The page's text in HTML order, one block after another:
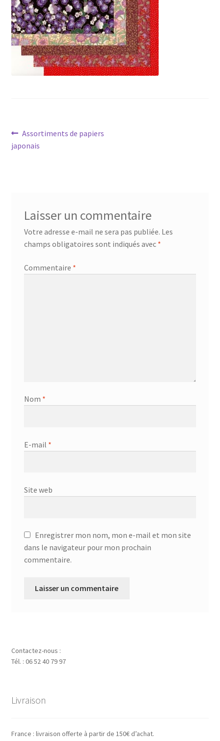
Navigation
de
Article
précédent :
Assortiments de papiers
japonais
Laisser un commentaire
Votre adresse e-mail ne sera pas publiée. Les
champs obligatoires sont indiqués avec *
Commentaire *
Nom *
E-mail *
Site web
Enregistrer mon nom, mon e-mail et mon site
dans le navigateur pour mon prochain
commentaire.
Contactez-nous :
Tél. : 06 52 40 79 97
Livraison
France : livraison offerte à partir de 150€ d’achat.